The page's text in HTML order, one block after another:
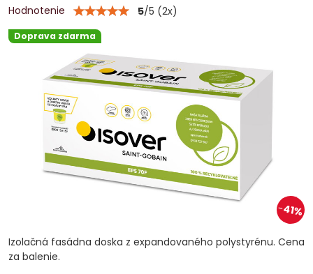
Doprava zdarma
41%
Hodnotenie 5/5 (2x)
Izolačná fasádna doska z expandovaného polystyrénu. Cena
za balenie.